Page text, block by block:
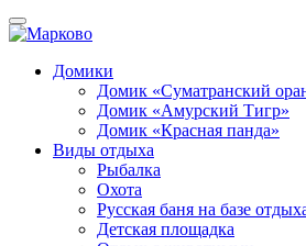
Домики
Домик «Суматранский
Домик «Амурский Тигр»
Домик «Красная панда»
Виды отдыха
Рыбалка
Охота
Русская баня на базе
Детская площадка